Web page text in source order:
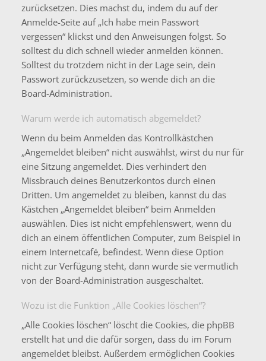
zurücksetzen. Dies machst du, indem du auf der
Anmelde-Seite auf „Ich habe mein Passwort
vergessen“ klickst und den Anweisungen folgst. So
solltest du dich schnell wieder anmelden können.
Solltest du trotzdem nicht in der Lage sein, dein
Passwort zurückzusetzen, so wende dich an die
Board-Administration.
Warum werde ich automatisch abgemeldet?
Wenn du beim Anmelden das Kontrollkästchen
„Angemeldet bleiben“ nicht auswählst, wirst du nur für
eine Sitzung angemeldet. Dies verhindert den
Missbrauch deines Benutzerkontos durch einen
Dritten. Um angemeldet zu bleiben, kannst du das
Kästchen „Angemeldet bleiben“ beim Anmelden
auswählen. Dies ist nicht empfehlenswert, wenn du
dich an einem öffentlichen Computer, zum Beispiel in
einem Internetcafé, befindest. Wenn diese Option
nicht zur Verfügung steht, dann wurde sie vermutlich
von der Board-Administration ausgeschaltet.
Wozu ist die Funktion „Alle Cookies löschen“?
„Alle Cookies löschen“ löscht die Cookies, die phpBB
erstellt hat und die dafür sorgen, dass du im Forum
angemeldet bleibst. Außerdem ermöglichen Cookies